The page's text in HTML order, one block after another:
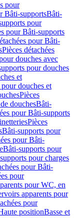
pour
Bâti-supportsBâti-
pour
pour Bâti-supports
pour Bâti-
Pièces détachées
douches avec
pour douches
et
douches et
Pièces
douchesBâti-
pour Bâti-supports
Pièces
Bâti-supports pour
pour Bâti-
Bâti-supports pour
pour charges
pour Bâti-
pour
pour WC, en
apparents pour
pour
positionBasse et